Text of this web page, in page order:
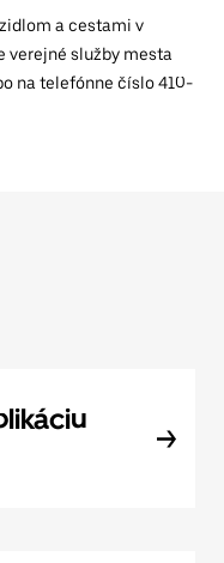
a cestami v
verejné služby mesta
na telefónne číslo 410-